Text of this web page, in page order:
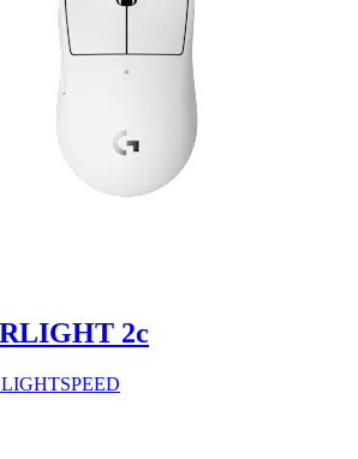
2c
LIGHTSPEED